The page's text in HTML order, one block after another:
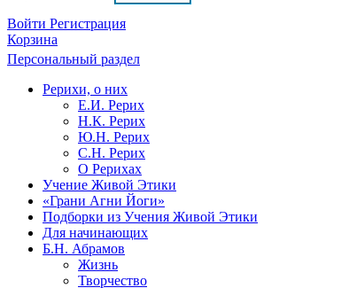
Войти Регистрация
Корзина
Персональный раздел
Рерихи, о них
Е.И. Рерих
Н.К. Рерих
Ю.Н. Рерих
С.Н. Рерих
О Рерихах
Учение Живой Этики
«Грани Агни Йоги»
Подборки из Учения Живой Этики
Для начинающих
Б.Н. Абрамов
Жизнь
Творчество